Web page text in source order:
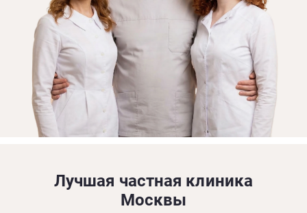
Лучшая частная клиника
Москвы